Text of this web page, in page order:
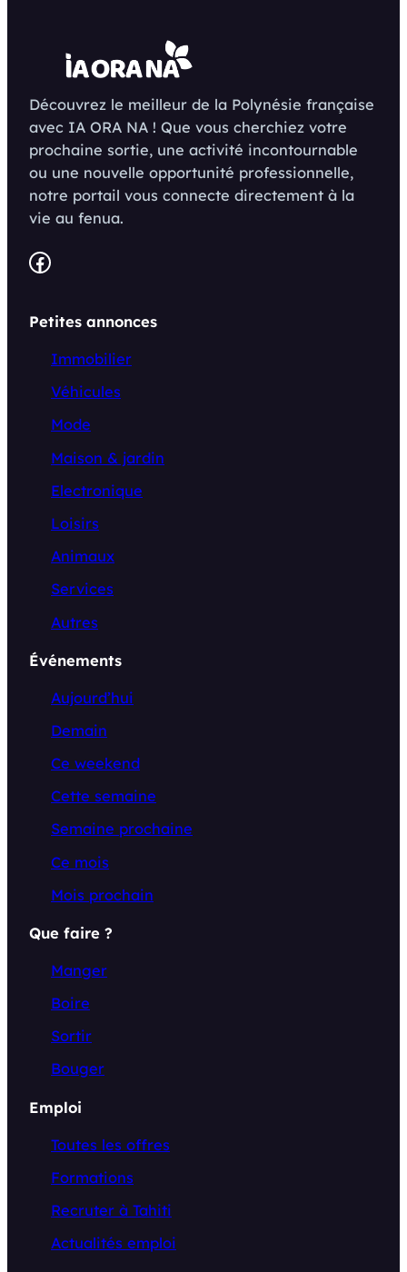
Découvrez le meilleur de la Polynésie française
avec IA ORA NA ! Que vous cherchiez votre
prochaine sortie, une activité incontournable
ou une nouvelle opportunité professionnelle,
notre portail vous connecte directement à la
vie au fenua.
Facebook
Petites annonces
Immobilier
Véhicules
Mode
Maison & jardin
Electronique
Loisirs
Animaux
Services
Autres
Événements
Aujourd’hui
Demain
Ce weekend
Cette semaine
Semaine prochaine
Ce mois
Mois prochain
Que faire ?
Manger
Boire
Sortir
Bouger
Emploi
Toutes les offres
Formations
Recruter à Tahiti
Actualités emploi